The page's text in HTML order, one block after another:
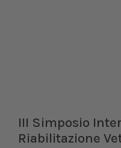
III Simposio
Riabilitazione